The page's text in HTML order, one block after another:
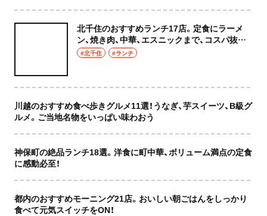
北千住のおすすめランチ17店。定食にラーメ
ン、焼き肉、中華、エスニックまで、コスパ抜群
な店もおしゃれな店も網羅してご紹介！
#北千住 #ランチ
川越のおすすめ食べ歩きグルメ11選！うなぎ、芋スイーツ、B級グ
ルメ。ご当地名物をいっぱい味わおう
神保町の絶品ランチ18選。洋食に町中華、ボリューム満点の定食
に感動必至！
都内のおすすめモーニング21店。おいしい朝ごはんをしっかり
食べて元気スイッチをON！